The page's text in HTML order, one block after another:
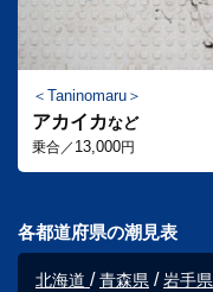
Taninomaru
アカイカなど
乗合／ 13,000円
各都道府県の潮見表
北海道 青森県 岩手県